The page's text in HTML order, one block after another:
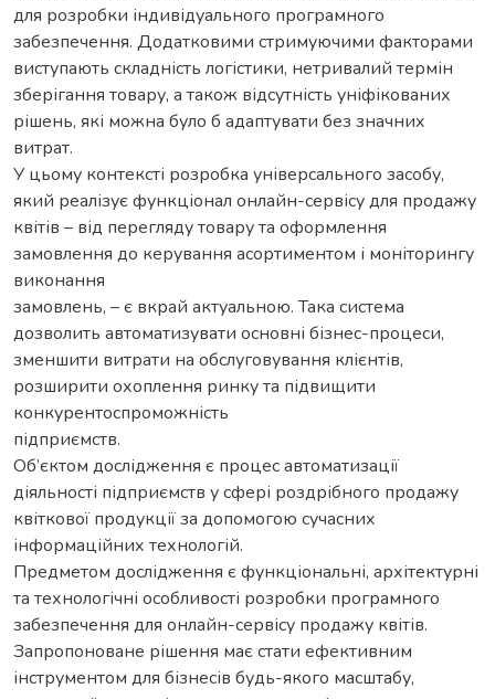
для розробки індивідуального програмного
забезпечення. Додатковими стримуючими факторами
виступають складність логістики, нетривалий термін
зберігання товару, а також відсутність уніфікованих
рішень, які можна було б адаптувати без значних
витрат.
У цьому контексті розробка універсального засобу,
який реалізує функціонал онлайн-сервісу для продажу
квітів – від перегляду товару та оформлення
замовлення до керування асортиментом і моніторингу
виконання
замовлень, – є вкрай актуальною. Така система
дозволить автоматизувати основні бізнес-процеси,
зменшити витрати на обслуговування клієнтів,
розширити охоплення ринку та підвищити
конкурентоспроможність
підприємств.
Об’єктом дослідження є процес автоматизації
діяльності підприємств у сфері роздрібного продажу
квіткової продукції за допомогою сучасних
інформаційних технологій.
Предметом дослідження є функціональні, архітектурні
та технологічні особливості розробки програмного
забезпечення для онлайн-сервісу продажу квітів.
Запропоноване рішення має стати ефективним
інструментом для бізнесів будь-якого масштабу,